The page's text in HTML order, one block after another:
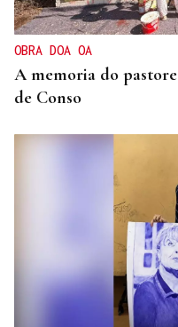
OBRA DOA OA
A memoria do
de Conso